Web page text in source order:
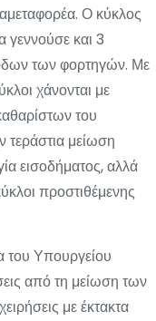
Ο κύκλος
και 3
των φορτηγών. Με
χάνονται με
του
τεράστια μείωση
εισοδήματος, αλλά
προστιθέμενης
του Υπουργείου
από τη μείωση των
με έκτακτα